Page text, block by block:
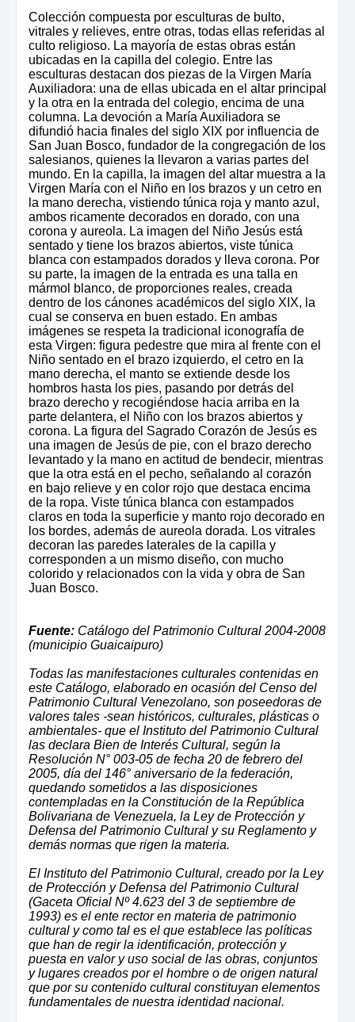
Colección compuesta por esculturas de bulto,
vitrales y relieves, entre otras, todas ellas referidas al
culto religioso. La mayoría de estas obras están
ubicadas en la capilla del colegio. Entre las
esculturas destacan dos piezas de la Virgen María
Auxiliadora: una de ellas ubicada en el altar principal
y la otra en la entrada del colegio, encima de una
columna. La devoción a María Auxiliadora se
difundió hacia finales del siglo XIX por influencia de
San Juan Bosco, fundador de la congregación de los
salesianos, quienes la llevaron a varias partes del
mundo. En la capilla, la imagen del altar muestra a la
Virgen María con el Niño en los brazos y un cetro en
la mano derecha, vistiendo túnica roja y manto azul,
ambos ricamente decorados en dorado, con una
corona y aureola. La imagen del Niño Jesús está
sentado y tiene los brazos abiertos, viste túnica
blanca con estampados dorados y lleva corona. Por
su parte, la imagen de la entrada es una talla en
mármol blanco, de proporciones reales, creada
dentro de los cánones académicos del siglo XIX, la
cual se conserva en buen estado. En ambas
imágenes se respeta la tradicional iconografía de
esta Virgen: figura pedestre que mira al frente con el
Niño sentado en el brazo izquierdo, el cetro en la
mano derecha, el manto se extiende desde los
hombros hasta los pies, pasando por detrás del
brazo derecho y recogiéndose hacia arriba en la
parte delantera, el Niño con los brazos abiertos y
corona. La figura del Sagrado Corazón de Jesús es
una imagen de Jesús de pie, con el brazo derecho
levantado y la mano en actitud de bendecir, mientras
que la otra está en el pecho, señalando al corazón
en bajo relieve y en color rojo que destaca encima
de la ropa. Viste túnica blanca con estampados
claros en toda la superficie y manto rojo decorado en
los bordes, además de aureola dorada. Los vitrales
decoran las paredes laterales de la capilla y
corresponden a un mismo diseño, con mucho
colorido y relacionados con la vida y obra de San
Juan Bosco.
Fuente: Catálogo del Patrimonio Cultural 2004-2008
(municipio Guaicaipuro)
Todas las manifestaciones culturales contenidas en
este Catálogo, elaborado en ocasión del Censo del
Patrimonio Cultural Venezolano, son poseedoras de
valores tales -sean históricos, culturales, plásticas o
ambientales- que el Instituto del Patrimonio Cultural
las declara Bien de Interés Cultural, según la
Resolución N° 003-05 de fecha 20 de febrero del
2005, día del 146° aniversario de la federación,
quedando sometidos a las disposiciones
contempladas en la Constitución de la República
Bolivariana de Venezuela, la Ley de Protección y
Defensa del Patrimonio Cultural y su Reglamento y
demás normas que rigen la materia.
El Instituto del Patrimonio Cultural, creado por la Ley
de Protección y Defensa del Patrimonio Cultural
(Gaceta Oficial Nº 4.623 del 3 de septiembre de
1993) es el ente rector en materia de patrimonio
cultural y como tal es el que establece las políticas
que han de regir la identificación, protección y
puesta en valor y uso social de las obras, conjuntos
y lugares creados por el hombre o de origen natural
que por su contenido cultural constituyan elementos
fundamentales de nuestra identidad nacional.